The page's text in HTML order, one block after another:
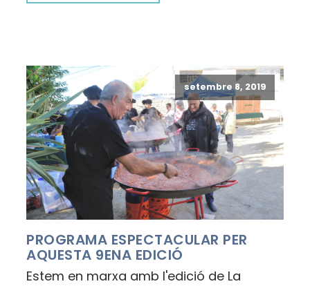
setembre 8, 2019
PROGRAMA ESPECTACULAR PER
AQUESTA 9ENA EDICIÓ
Estem en marxa amb l'edició de La